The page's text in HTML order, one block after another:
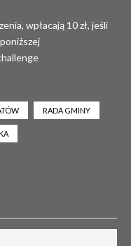
wpłacają 10 zł, jeśli
RADA GMINY